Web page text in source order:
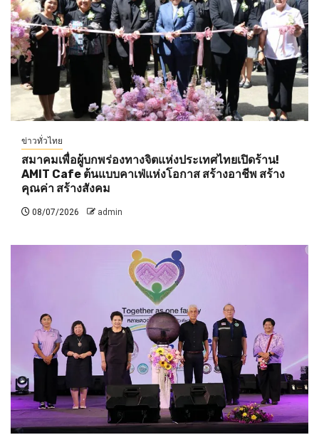
ข่าวทั่วไทย
สมาคมเพื่อผู้บกพร่องทางจิตแห่งประเทศไทยเปิดร้าน!
AMIT Cafe ต้นแบบคาเฟ่แห่งโอกาส สร้างอาชีพ สร้าง
คุณค่า สร้างสังคม
08/07/2026 admin